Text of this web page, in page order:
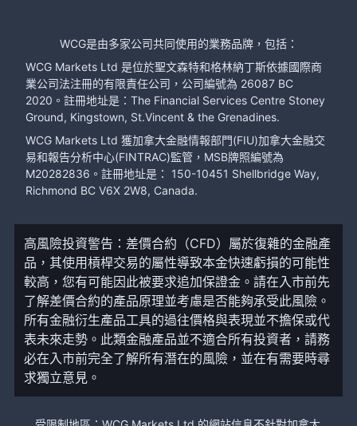
WCG是由多家公司共同使用的業務品牌，包括：
WCG Markets Ltd 是位於聖文森特和格林納丁斯依據國際商
業公司法注冊的有限責任公司，公司編號為 26087 BC
2020。註冊地址是：The Financial Services Centre Stoney
Ground, Kingstown, St.Vincent & the Grenadines.
WCG Markets Ltd 獲加拿大金融情報部門(FIU)加拿大金融交
易和報告分析中心(FINTRAC)監管，MSB牌照編號為
M20282836。註冊地址是： 150-10451 Shellbridge Way,
Richmond BC V6X 2W8, Canada.
高風險投資警告：差價合約（CFD）屬於復雜的金融產
品，其使用槓桿交易的屬性導致本金快速虧損的可能性
較高，您有可能因此被要求追加保證金。請在入市前先
了解差價合約的產品原理並考慮是否能夠承受此風險。
所有金融衍生產品工具的過往價格與表現並不擔保或代
表未來走勢。此類金融產品並不適合所有投資者，請務
必在入市前完全了解所有潛在的風險，並在有需要時尋
求獨立意見。